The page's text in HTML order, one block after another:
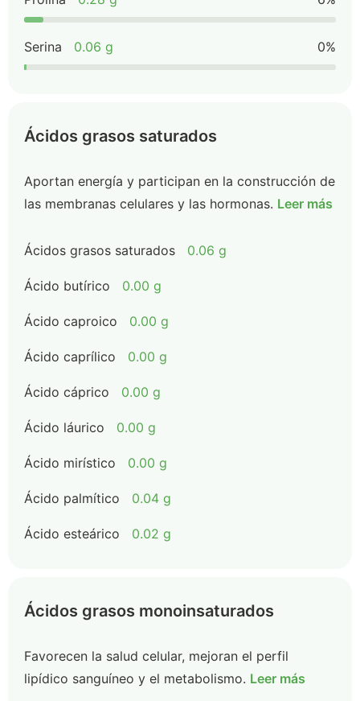
Serina 0.06 g 0%
Ácidos grasos saturados
Aportan energía y participan en la construcción de
las membranas celulares y las hormonas. Leer más
Ácidos grasos saturados 0.06 g
Ácido butírico 0.00 g
Ácido caproico 0.00 g
Ácido caprílico 0.00 g
Ácido cáprico 0.00 g
Ácido láurico 0.00 g
Ácido mirístico 0.00 g
Ácido palmítico 0.04 g
Ácido esteárico 0.02 g
Ácidos grasos monoinsaturados
Favorecen la salud celular, mejoran el perfil
lipídico sanguíneo y el metabolismo. Leer más